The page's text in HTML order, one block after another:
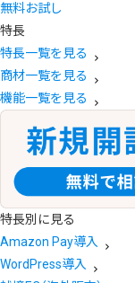
無料お試し
特長
特長一覧を見る
商材一覧を見る
機能一覧を見る
特長別に見る
Amazon Pay導入
WordPress導入